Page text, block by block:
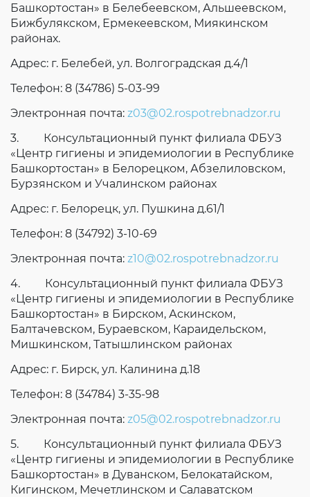
Башкортостан» в Белебеевском, Альшеевском,
Бижбулякском, Ермекеевском, Миякинском
районах.
Адрес: г. Белебей, ул. Волгоградская д.4/1
Телефон: 8 (34786) 5-03-99
Электронная почта: z03@02.rospotrebnadzor.ru
3. Консультационный пункт филиала ФБУЗ
«Центр гигиены и эпидемиологии в Республике
Башкортостан» в Белорецком, Абзелиловском,
Бурзянском и Учалинском районах
Адрес: г. Белорецк, ул. Пушкина д.61/1
Телефон: 8 (34792) 3-10-69
Электронная почта: z10@02.rospotrebnadzor.ru
4. Консультационный пункт филиала ФБУЗ
«Центр гигиены и эпидемиологии в Республике
Башкортостан» в Бирском, Аскинском,
Балтачевском, Бураевском, Караидельском,
Мишкинском, Татышлинском районах
Адрес: г. Бирск, ул. Калинина д.18
Телефон: 8 (34784) 3-35-98
Электронная почта: z05@02.rospotrebnadzor.ru
5. Консультационный пункт филиала ФБУЗ
«Центр гигиены и эпидемиологии в Республике
Башкортостан» в Дуванском, Белокатайском,
Кигинском, Мечетлинском и Салаватском